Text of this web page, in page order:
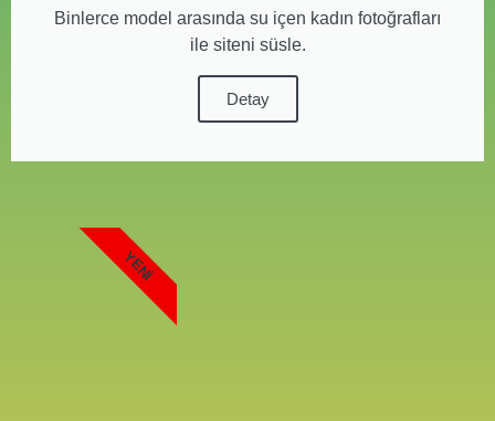
Binlerce model arasında su içen kadın fotoğrafları
ile siteni süsle.
Detay
YENI